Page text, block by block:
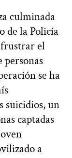
culminada
de la Policía
el
se ha
suicidios, un
captadas
a